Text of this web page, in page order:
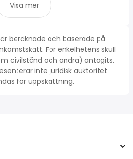
Visa mer
är beräknade och baserade på
For enkelhetens skull
civilstånd och andra) antagits.
inte juridisk auktoritet
för uppskattning.